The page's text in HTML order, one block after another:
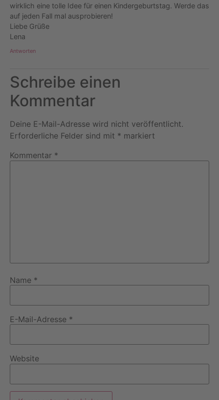
wirklich eine tolle Idee für einen Kindergeburtstag. Werde das
auf jeden Fall mal ausprobieren!
Liebe Grüße
Lena
Antworten
Schreibe einen
Kommentar
Deine E-Mail-Adresse wird nicht veröffentlicht.
Erforderliche Felder sind mit * markiert
Kommentar *
Name *
E-Mail-Adresse *
Website